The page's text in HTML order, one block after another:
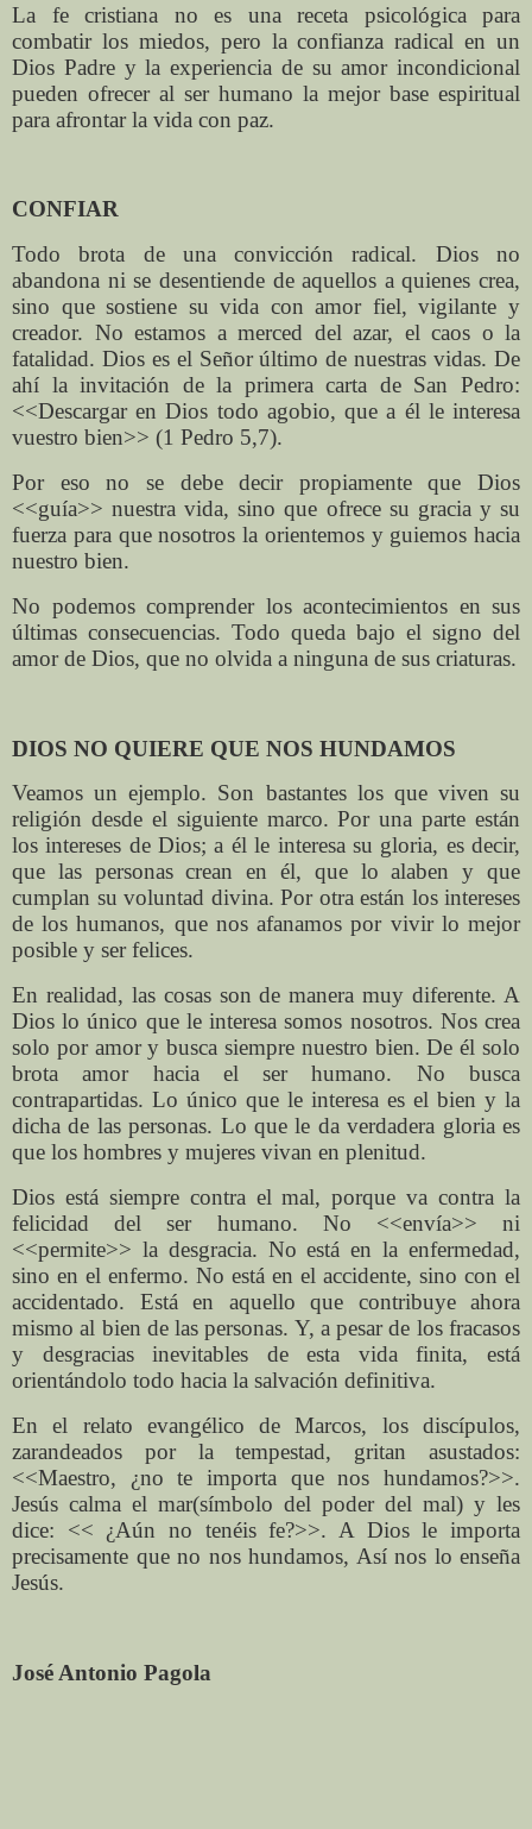
La fe cristiana no es una receta psicológica para
combatir los miedos, pero la confianza radical en un
Dios Padre y la experiencia de su amor incondicional
pueden ofrecer al ser humano la mejor base espiritual
para afrontar la vida con paz.
CONFIAR
Todo brota de una convicción radical. Dios no
abandona ni se desentiende de aquellos a quienes crea,
sino que sostiene su vida con amor fiel, vigilante y
creador. No estamos a merced del azar, el caos o la
fatalidad. Dios es el Señor último de nuestras vidas. De
ahí la invitación de la primera carta de San Pedro:
<<Descargar en Dios todo agobio, que a él le interesa
vuestro bien>> (1 Pedro 5,7).
Por eso no se debe decir propiamente que Dios
<<guía>> nuestra vida, sino que ofrece su gracia y su
fuerza para que nosotros la orientemos y guiemos hacia
nuestro bien.
No podemos comprender los acontecimientos en sus
últimas consecuencias. Todo queda bajo el signo del
amor de Dios, que no olvida a ninguna de sus criaturas.
DIOS NO QUIERE QUE NOS HUNDAMOS
Veamos un ejemplo. Son bastantes los que viven su
religión desde el siguiente marco. Por una parte están
los intereses de Dios; a él le interesa su gloria, es decir,
que las personas crean en él, que lo alaben y que
cumplan su voluntad divina. Por otra están los intereses
de los humanos, que nos afanamos por vivir lo mejor
posible y ser felices.
En realidad, las cosas son de manera muy diferente. A
Dios lo único que le interesa somos nosotros. Nos crea
solo por amor y busca siempre nuestro bien. De él solo
brota amor hacia el ser humano. No busca
contrapartidas. Lo único que le interesa es el bien y la
dicha de las personas. Lo que le da verdadera gloria es
que los hombres y mujeres vivan en plenitud.
Dios está siempre contra el mal, porque va contra la
felicidad del ser humano. No <<envía>> ni
<<permite>> la desgracia. No está en la enfermedad,
sino en el enfermo. No está en el accidente, sino con el
accidentado. Está en aquello que contribuye ahora
mismo al bien de las personas. Y, a pesar de los fracasos
y desgracias inevitables de esta vida finita, está
orientándolo todo hacia la salvación definitiva.
En el relato evangélico de Marcos, los discípulos,
zarandeados por la tempestad, gritan asustados:
<<Maestro, ¿no te importa que nos hundamos?>>.
Jesús calma el mar(símbolo del poder del mal) y les
dice: << ¿Aún no tenéis fe?>>. A Dios le importa
precisamente que no nos hundamos, Así nos lo enseña
Jesús.
José Antonio Pagola